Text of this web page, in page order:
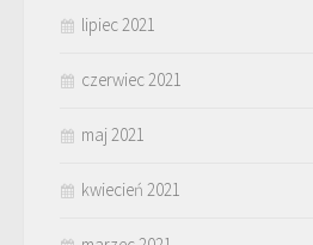
lipiec 2021
czerwiec 2021
maj 2021
kwiecień 2021